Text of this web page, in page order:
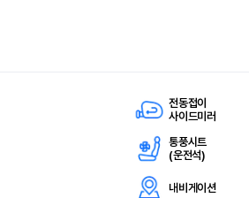
전동접이
사이드미러
통풍시트
(운전석)
내비게이션